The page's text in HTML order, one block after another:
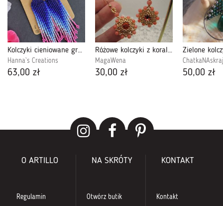
Kolczyki cieniowane granatowo-różowe frędzle
Hanna`s Creations
63,00 zł
Różowe kolczyki z koralem
MagaWena
30,00 zł 50,00 zł
O ARTILLO
Regulamin
NA SKRÓTY
Otwórz butik
KONTAKT
Kontakt